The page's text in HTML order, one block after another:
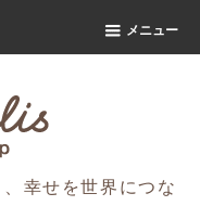
メニュー
幸せを世界につな